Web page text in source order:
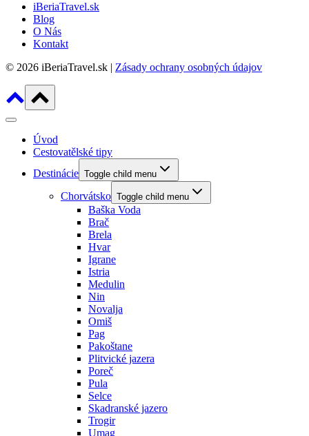
iBeriaTravel.sk
Blog
O Nás
Kontakt
© 2026 iBeriaTravel.sk | Zásady ochrany osobných údajov
Úvod
Cestovatělské tipy
Destinácie Toggle child menu
Chorvátsko Toggle child menu
Baška Voda
Brač
Brela
Hvar
Igrane
Istria
Medulin
Nin
Novalja
Omiš
Pag
Pakoštane
Plitvické jazera
Poreč
Pula
Selce
Skadranské jazero
Trogir
Umag